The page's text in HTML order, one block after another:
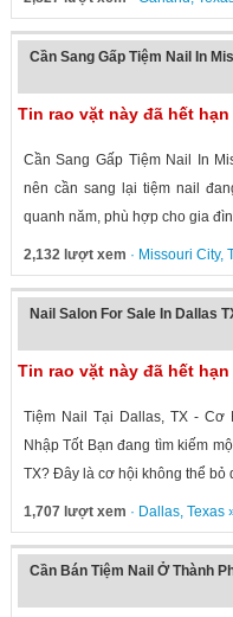
Cần Sang Gấp Tiệm Nail In
Tin rao vặt này đã hết hạn
Cần Sang Gấp Tiệm Nail In
nên cần sang lại tiệm nail
quanh năm, phù hợp cho gia
2,132 lượt xem · Missouri City,
Nail Salon For Sale In Dallas
Tin rao vặt này đã hết hạn
Tiệm Nail Tại Dallas, TX -
Nhập Tốt Bạn đang tìm kiếm
TX? Đây là cơ hội không thể bỏ
1,707 lượt xem · Dallas, Texas
Cần Bán Tiệm Nail Ở Thành